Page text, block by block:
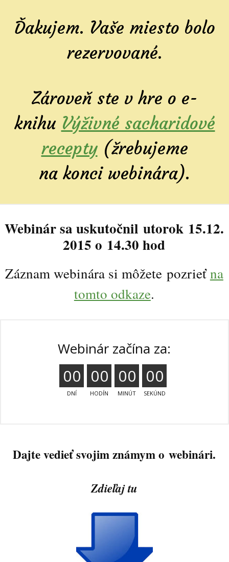
Ďakujem. Vaše miesto bolo
rezervované.
Zároveň ste v hre o e-
knihu Výživné sacharidové
recepty(žrebujeme
na konci webinára).
Webinár sa uskutočnil utorok 15.12.
2015 o 14.30 hod
Záznam webinára si môžete pozrieťna
tomto odkaze.
Webinár začína za:
00
DNÍ
00
HODÍN
00
MINÚT
00
SEKÚND
Dajte vedieť svojim známym o webinári.
Zdieľaj tu